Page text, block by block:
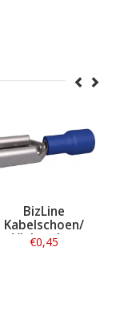
BizLine
Kabelschoen/
Vlaksteker
Vrouwelijk Blauw
€0,45